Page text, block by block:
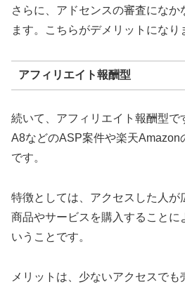
さらに、アドセンスの審査になか
ます。こちらがデメリットになり
アフィリエイト報酬型
続いて、アフィリエイト報酬型で
A8などのASP案件や楽天Amazon
です。
特徴としては、アクセスした人が
商品やサービスを購入することに
いうことです。
メリットは、少ないアクセスでも